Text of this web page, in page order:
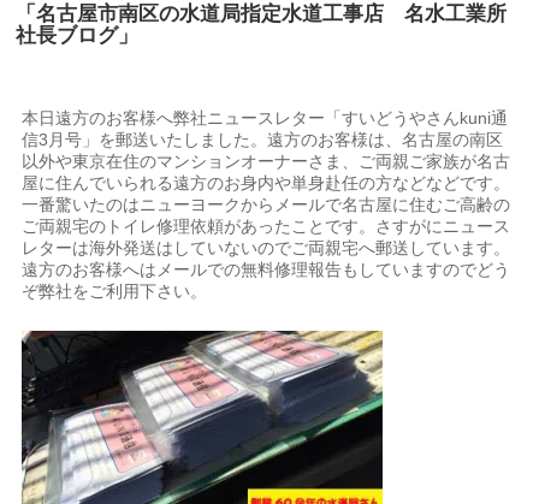
「名古屋市南区の水道局指定水道工事店 名水工業所
社長ブログ」
本日遠方のお客様へ弊社ニュースレター「すいどうやさんkuni通
信3月号」を郵送いたしました。遠方のお客様は、名古屋の南区
以外や東京在住のマンションオーナーさま、ご両親ご家族が名古
屋に住んでいられる遠方のお身内や単身赴任の方などなどです。
一番驚いたのはニューヨークからメールで名古屋に住むご高齢の
ご両親宅のトイレ修理依頼があったことです。さすがにニュース
レターは海外発送はしていないのでご両親宅へ郵送しています。
遠方のお客様へはメールでの無料修理報告もしていますのでどう
ぞ弊社をご利用下さい。